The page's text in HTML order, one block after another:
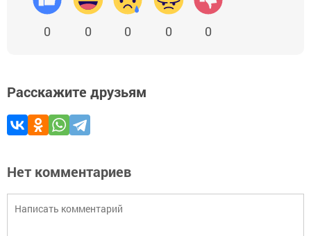
0 0 0 0 0
Расскажите друзьям
Нет комментариев